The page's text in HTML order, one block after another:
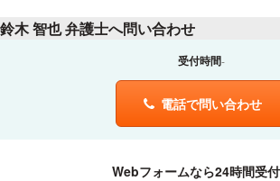
して署名しました。
それから3年の月日が経とうとしている最近に
の10月で立ち退きして欲しいと言われ、とて
(契約の目的)には
本件借地権については更新の請求及び 土地使
鈴木 智也 弁護士へ問い合わせ
受付時間
電話で問い合わせ
Webフォームなら24時間受